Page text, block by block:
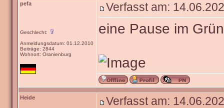
pefa
Geschlecht:
Anmeldungsdatum: 01.12.2010
Beiträge: 2844
Wohnort: Oranienburg
Verfasst am:
eine Pause im
Heide Verfasst am: